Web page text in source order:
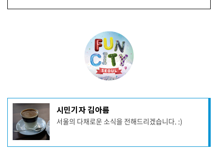
기
사
작
성
자
프
시민기자 김아름
서울의 다채로운 소식을 전해드리겠습니다. :)